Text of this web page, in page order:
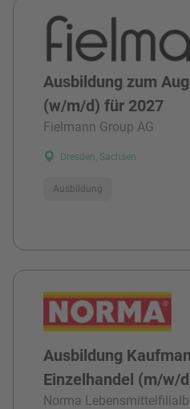
Ausbildung zum
(w/m/d) für 2027
Fielmann Group AG
Dresden, Sachsen
Ausbildung
Ausbildung
Einzelhandel (m/w/
Norma